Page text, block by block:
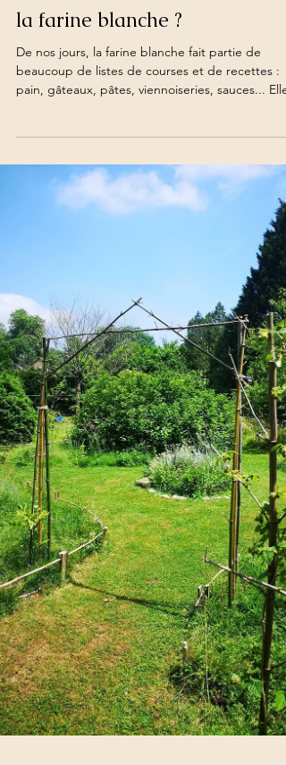
éviter de consommer de
la farine blanche ?
De nos jours, la farine blanche fait partie de
l'alimentation moderne. Mais connaissez-vous
vraiment son impact sur notre corps ? Dans cet
article, on fait le point simplement : pourquoi la
farine blanche est souvent moins intéressante sur
le plan nutritionnel, ce que les farines complètes